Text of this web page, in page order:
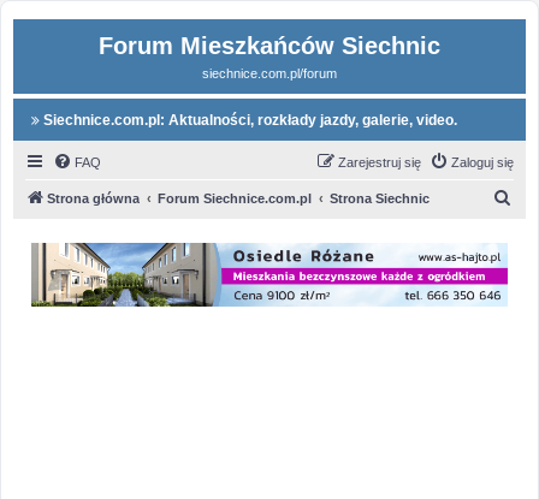
Forum Mieszkańców Siechnic
siechnice.com.pl/forum
Siechnice.com.pl: Aktualności, rozkłady jazdy, galerie, video.
FAQ Zaloguj się
Zarejestruj się
Strona główna Forum Siechnice.com.pl Strona Siechnic